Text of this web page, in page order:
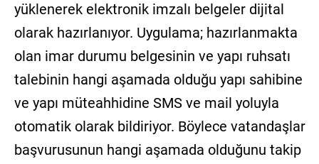
yüklenerek elektronik imzalı belgeler dijital
olarak hazırlanıyor. Uygulama; hazırlanmakta
olan imar durumu belgesinin ve yapı ruhsatı
talebinin hangi aşamada olduğu yapı sahibine
ve yapı müteahhidine SMS ve mail yoluyla
otomatik olarak bildiriyor. Böylece vatandaşlar
başvurusunun hangi aşamada olduğunu takip